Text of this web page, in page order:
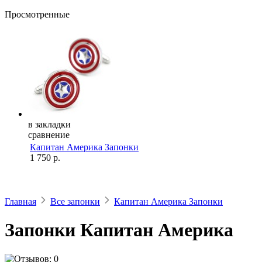
Просмотренные
в закладки
сравнение
Капитан Америка Запонки
1 750 р.
Главная Все запонки Капитан Америка Запонки
Запонки Капитан Америка